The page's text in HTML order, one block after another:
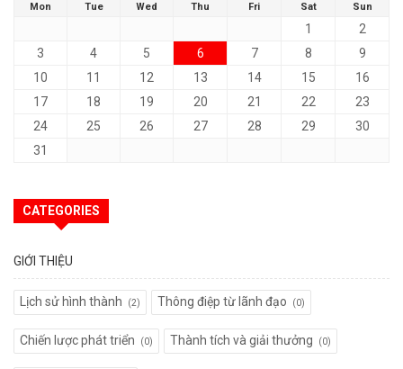
Mon Tue Wed Thu Fri Sat Sun
1
2
3
4 5 6 7 8
9
10
11 12 13 14 15
16
17
18 19 20 21 22
23
24
25 26 27 28 29
30
31
CATEGORIES
GIỚI THIỆU
Lịch sử hình thành (2) Thông điệp từ lãnh đạo (0)
Chiến lược phát triển (0) Thành tích và giải thưởng (0)